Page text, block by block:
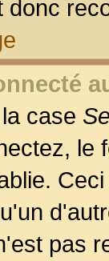
case
le
pas